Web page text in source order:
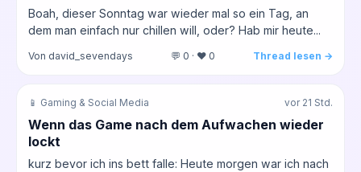
Boah, dieser Sonntag war wieder mal so ein Tag, an
dem man einfach nur chillen will, oder? Hab mir heute...
Von david_sevendays 💬 0 · ❤️ 0 Thread lesen →
📱 Gaming & Social Media vor 21 Std.
Wenn das Game nach dem Aufwachen wieder
lockt
kurz bevor ich ins bett falle: Heute morgen war ich nach